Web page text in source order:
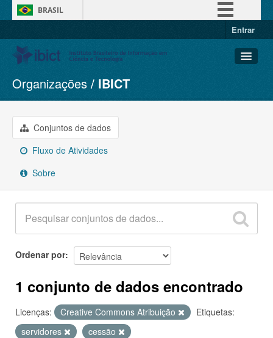
BRASIL
Entrar
Conjuntos de dados
Organizações
Grupos
Sobre
Organizações IBICT
Conjuntos de dados
Fluxo de Atividades
Sobre
Ordenar por
1 conjunto de dados encontrado
Licenças: Creative Commons Atribuição
Etiquetas:
servidores
cessão